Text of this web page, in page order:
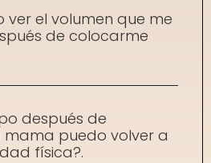
ver el volumen que me
de colocarme
después de
puedo volver a
física?.